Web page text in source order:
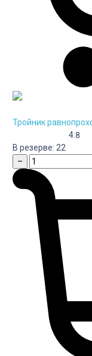
Тройник
4.8
В резерве: 22
–